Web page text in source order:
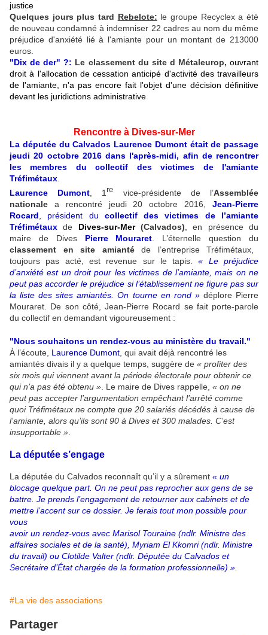
justice
Quelques jours plus tard Rebelote: le groupe Recyclex a été
de nouveau condamné à indemniser 22 cadres au nom du même
préjudice d'anxiété lié à l'amiante pour un montant de 213000
euros.
"Dix de der" ?: Le classement du site d Métaleurop,ouvrant
droit à l'allocation de cessation anticipé d'activité des travailleurs
de l'amiante, n'a pas encore fait l'objet d'une décision définitive
devant les juridictions administrative
Rencontre à Dives-sur-Mer
La députée du Calvados Laurence Dumont était de passage
jeudi 20 octobre 2016 dans l'après-midi, afin de rencontrer
les membres du collectif des victimes de l'amiante
Tréfimétaux
Laurence Dumont , 1 re vice-présidente de l’Assemblée
nationale a rencontré jeudi 20 octobre 2016, Jean-Pierre
Rocard , président du collectif des victimes de l’amiante
Tréfimétauxde Dives-sur-Mer(Calvados) , en présence du
maire de Dives Pierre Mouraret . L’éternelle question du
classement en site amiantéde l’entreprise Tréfimétaux,
toujours pas acté, est revenue sur le tapis.« Le préjudice
d’anxiété est un droit pour les victimes de l’amiante, mais on ne
peut pas accorder le préjudice si l’établissement ne figure pas sur
la liste des sites amiantés. On tourne en rond »déplore Pierre
Mouraret. De son côté, Jean-Pierre Rocard se fait porte-parole
du collectif en demandant vigoureusement :
"Nous souhaitons un rendez-vous au ministère du travail."
À l’écoute, Laurence Dumont , qui avait déjà rencontré les
amiantés divais il y a quelque temps, suggère de « profiter des
six mois qui viennent avant la période électorale pour obtenir ce
qui n’a pas été obtenu » . Le maire de Dives rappelle, « on ne
peut pas accepter l’argumentation empêchant l’arrêté comme
quoi Tréfimétaux ne compte que 20 salariés décédés à cause de
l’amiante, alors qu’ils sont 90 à Dives et 300 malades. C’est
insupportable »
La députée s’engage
La députée du Calvados reconnaît qu’il y a sûrement « un
blocage quelque part. On ne peut pas reprocher aux gens de se
battre. Je prends l’engagement de retourner aux cabinets et de
mettre l’accent sur ce dossier. Je ferais tout mon possible pour
vous
avoir un rendez-vous avec Marisol Touraine (ndlr. Ministre des
affaires sociales et de la santé), Myriam El Kkomri (ndlr. Ministre
du travail) ou Clotilde Valter (ndlr. Députée du Calvados et
Secrétaire d’État chargée de la formation professionnelle) ».
#La vie des associations
Partager